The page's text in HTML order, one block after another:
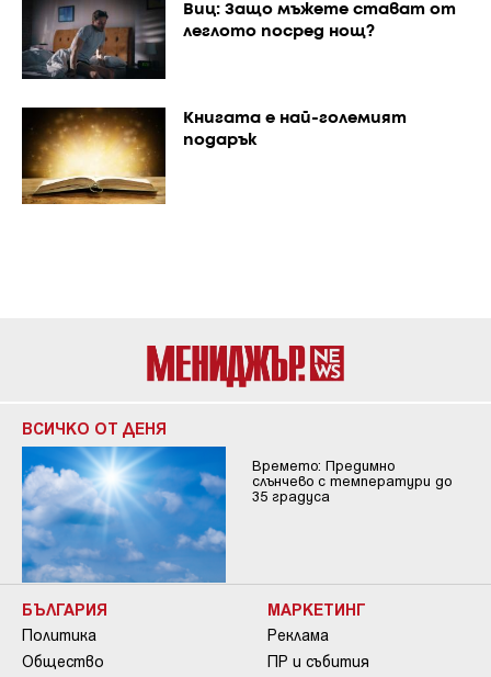
Виц: Защо мъжете стават от
леглото посред нощ?
Книгата е най-големият
подарък
ВСИЧКО ОТ ДЕНЯ
Времето: Предимно
слънчево с температури до
35 градуса
БЪЛГАРИЯ
Политика
Общество
МАРКЕТИНГ
Реклама
ПР и събития